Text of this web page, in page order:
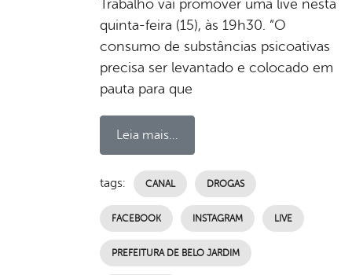
Trabalho vai promover uma live nesta
quinta-feira (15), às 19h30. “O
consumo de substâncias psicoativas
precisa ser levantado e colocado em
pauta para que
Leia mais...
tags: CANAL DROGAS
FACEBOOK INSTAGRAM LIVE
PREFEITURA DE BELO JARDIM